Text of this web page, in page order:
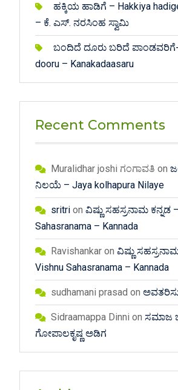
ಹಕ್ಕಿಯ ಹಾಡಿಗೆ – Hakkiya
– ಕೆ. ಎಸ್. ನರಸಿಂಹ ಸ್ವಾಮಿ
ಬಂದಿದೆ ದೂರು ಬರಿದೆ ಪಾಂಡವರಿಗೆ-
dooru – Kanakadaasaru
Recent Comments
Muralidhar joshi ಗಂಗಾವತಿ on
ನಿಲಯೆ – Jaya kolhapura Nilaye
sritrion ವಿಷ್ಣು ಸಹಸ್ರನಾಮ ಕನ್ನಡ
Sahasranama – Kannada
Ravishankaron ವಿಷ್ಣು
Vishnu Sahasranama – Kannada
sudhamani prasad on
Sidraamappa Dinni on ಸಮಾಜ
ಗೋಪಾಲಕೃಷ್ಣ ಅಡಿಗ